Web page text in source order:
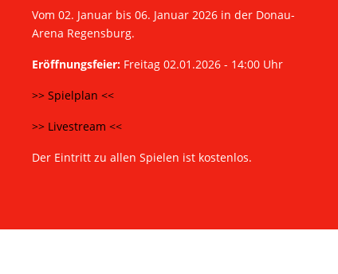
Vom 02. Januar bis 06. Januar 2026 in der Donau-
Arena Regensburg.
Eröffnungsfeier: Freitag 02.01.2026 - 14:00 Uhr
>> Spielplan <<
>> Livestream <<
Der Eintritt zu allen Spielen ist kostenlos.